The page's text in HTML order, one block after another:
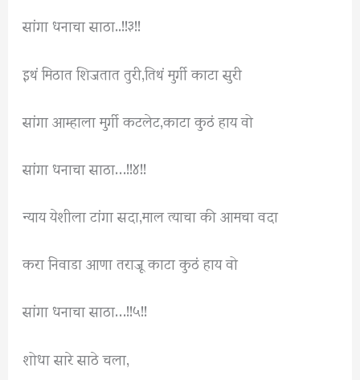
सांगा धनाचा साठा..!!३!!
इथं मिठात शिजतात तुरी,तिथं मुर्गी काटा सुरी
सांगा आम्हाला मुर्गी कटलेट,काटा कुठं हाय वो
सांगा धनाचा साठा…!!४!!
न्याय येशीला टांगा सदा,माल त्याचा की आमचा वदा
करा निवाडा आणा तराजू काटा कुठं हाय वो
सांगा धनाचा साठा…!!५!!
शोधा सारे साठे चला,